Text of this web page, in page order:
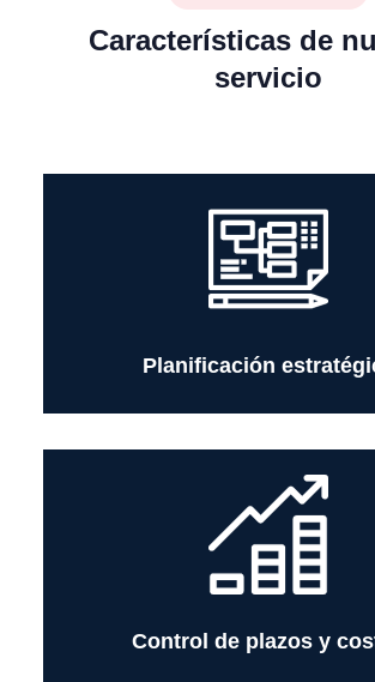
Características de
servicio
Planificación
Definición de cronogramas, hitos y
de trabajo alineadas a los
proyecto, integrando criterios
Control de plazos y
Seguimiento permanente del
económico del proyecto,
desviaciones y proponiendo